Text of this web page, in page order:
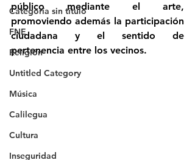
Categoría sin título
FNE
Religión
Untitled Category
Música
Calilegua
Cultura
Inseguridad
público mediante el arte,
promoviendo además la participación
ciudadana y el sentido de
pertenencia entre los vecinos.